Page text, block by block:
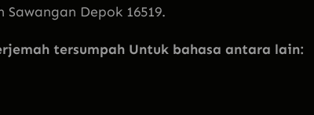
Depok 16519.
tersumpah Untuk bahasa antara lain: